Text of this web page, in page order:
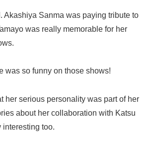
Akashiya Sanma was paying tribute to
was really memorable for her
was so funny on those shows!
her serious personality was part of her
about her collaboration with Katsu
interesting too.